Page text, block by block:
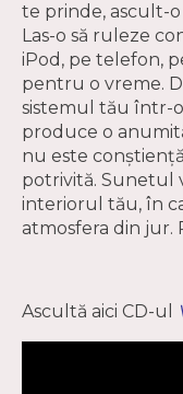
te prinde, ascult-
Las-o să ruleze
iPod, pe telefon,
pentru o vreme.
sistemul tău într-
produce o
nu este
potrivită. Sunetul
interiorul tău, în
atmosfera din jur.
Ascultă aici CD-ul